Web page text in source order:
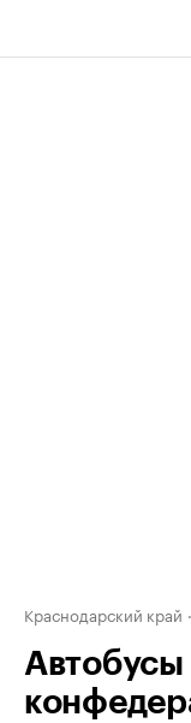
Краснодарский край
Автобусы